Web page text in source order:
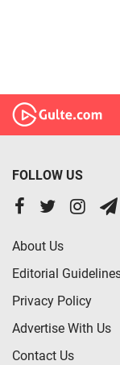
FOLLOW US
About Us
Editorial
Privacy Policy
Advertise With Us
Contact Us